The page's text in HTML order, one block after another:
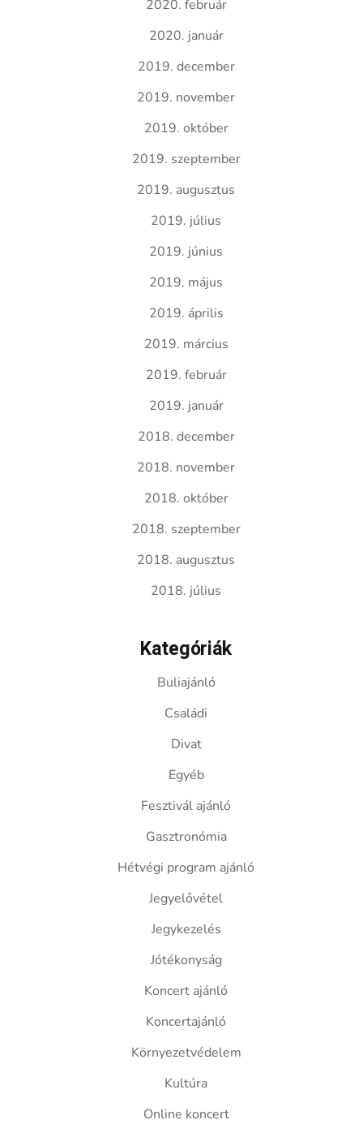
2020. február
2020. január
2019. december
2019. november
2019. október
2019. szeptember
2019. augusztus
2019. július
2019. június
2019. május
2019. április
2019. március
2019. február
2019. január
2018. december
2018. november
2018. október
2018. szeptember
2018. augusztus
2018. július
Kategóriák
Buliajánló
Családi
Divat
Egyéb
Fesztivál ajánló
Gasztronómia
Hétvégi program ajánló
Jegyelővétel
Jegykezelés
Jótékonyság
Koncert ajánló
Koncertajánló
Környezetvédelem
Kultúra
Online koncert